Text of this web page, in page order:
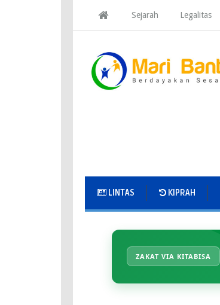
Sejarah Legalitas
LINTAS KIPRAH
ZAKAT VIA KITABISA